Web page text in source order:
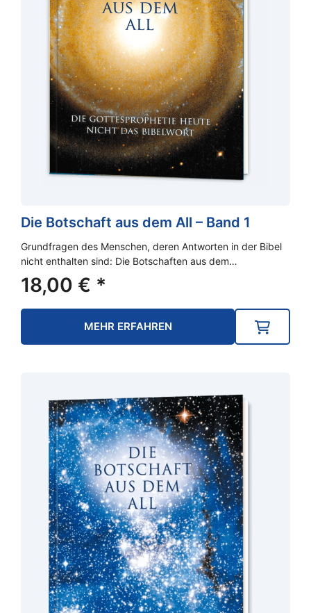
Die Botschaft aus dem All – Band 1
Grundfragen des Menschen, deren Antworten in der Bibel
nicht enthalten sind: Die Botschaften aus dem…
18,00 € *
MEHR ERFAHREN